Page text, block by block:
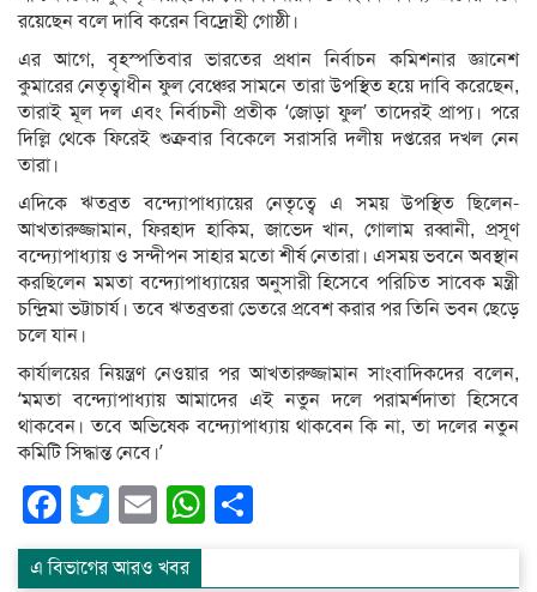
রয়েছেন বলে দাবি করেন বিদ্রোহী গোষ্ঠী।
এর আগে, বৃহস্পতিবার ভারতের প্রধান নির্বাচন কমিশনার জ্ঞানেশ
কুমারের নেতৃত্বাধীন ফুল বেঞ্চের সামনে তারা উপস্থিত হয়ে দাবি করেছেন,
তারাই মূল দল এবং নির্বাচনী প্রতীক ‘জোড়া ফুল’ তাদেরই প্রাপ্য। পরে
দিল্লি থেকে ফিরেই শুক্রবার বিকেলে সরাসরি দলীয় দপ্তরের দখল নেন
তারা।
এদিকে ঋতব্রত বন্দ্যোপাধ্যায়ের নেতৃত্বে এ সময় উপস্থিত ছিলেন-
আখতারুজ্জামান, ফিরহাদ হাকিম, জাভেদ খান, গোলাম রব্বানী, প্রসূণ
বন্দ্যোপাধ্যায় ও সন্দীপন সাহার মতো শীর্ষ নেতারা। এসময় ভবনে অবস্থান
করছিলেন মমতা বন্দ্যোপাধ্যায়ের অনুসারী হিসেবে পরিচিত সাবেক মন্ত্রী
চন্দ্রিমা ভট্টাচার্য। তবে ঋতব্রতরা ভেতরে প্রবেশ করার পর তিনি ভবন ছেড়ে
চলে যান।
কার্যালয়ের নিয়ন্ত্রণ নেওয়ার পর আখতারুজ্জামান সাংবাদিকদের বলেন,
‘মমতা বন্দ্যোপাধ্যায় আমাদের এই নতুন দলে পরামর্শদাতা হিসেবে
থাকবেন। তবে অভিষেক বন্দ্যোপাধ্যায় থাকবেন কি না, তা দলের নতুন
কমিটি সিদ্ধান্ত নেবে।’
Facebook
Twitter
EmailWhatsApp
এ বিভাগের আরও খবর